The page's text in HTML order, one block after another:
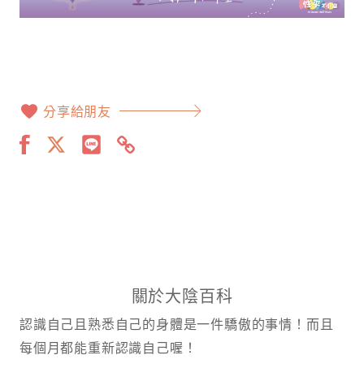
分享給朋友
關於大陰百科
認識自己且熟悉自己的身體是一件驕傲的事情！而且
每個月都能重新認識自己喔！